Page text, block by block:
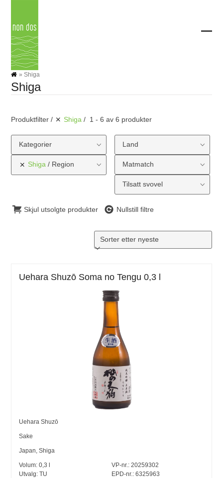
content
»Shiga
Shiga
Produktfilter Shiga 1 - 6 av 6 produkter
Kategorier Land
Shiga Region Matmatch
Tilsatt svovel
Skjul utsolgte produkter Nullstill filtre
Uehara Shuzō Soma no Tengu 0,3 l
Uehara Shuzō
Sake
Japan ,Shiga
Volum:0,3 l
Utvalg:TU
VP-nr.: 20259302
EPD-nr.: 6325963